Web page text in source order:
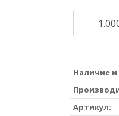
Наличие и
Артикул: